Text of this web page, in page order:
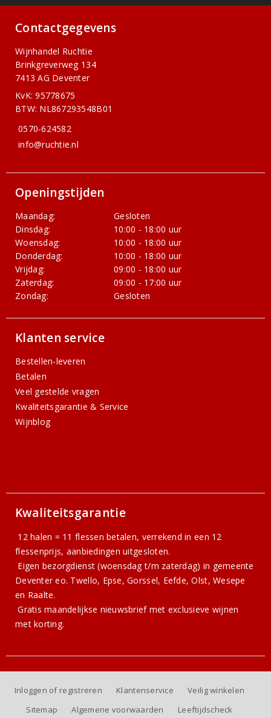
Contactgegevens
Wijnhandel Ruchtie
Brinkgreverweg 134
7413 AG Deventer
KvK: 95778675
BTW: NL867293548B01
0570-624582
info@ruchtie.nl
Openingstijden
Maandag:
Gesloten
Dinsdag:
10:00 - 18:00 uur
Woensdag:
10:00 - 18:00 uur
Donderdag:
10:00 - 18:00 uur
Vrijdag:
09:00 - 18:00 uur
Zaterdag:
09:00 - 17:00 uur
Zondag:
Gesloten
Klanten service
Bestellen-leveren
Betalen
Veel gestelde vragen
Kwaliteitsgarantie & Service
Wijnblog
Kwaliteitsgarantie
12 halen = 11 flessen betalen, verrekend in een 12
flessenprijs, aanbiedingen uitgesloten.
Eigen bezorgdienst (woensdag t/m zaterdag) in gemeente
Deventer eo. Twello, Epse, Gorssel, Eefde, Olst, Wesepe
en Raalte.
Gratismaandelijkse nieuwsbriefmet exclusieve wijnen
met korting.
Inloggen of registreren Klantenservice
Veilig winkelen
Sitemap
Algemene voorwaarden Leeftijdscheck